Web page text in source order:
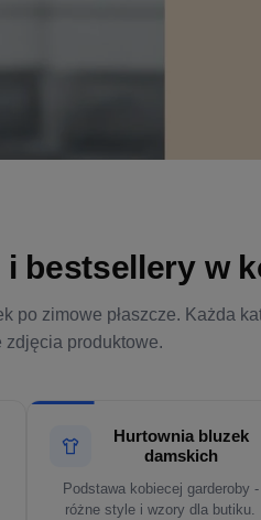
bestsellery w
po zimowe płaszcze. Każda
zdjęcia produktowe.
Hurtownia bluzek
damskich
Podstawa kobiecej garderoby -
różne style i wzory dla butiku.